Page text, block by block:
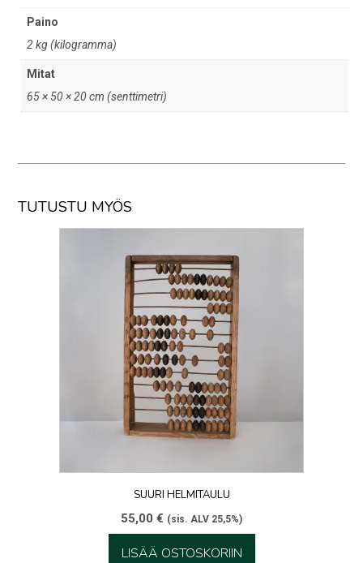
Paino
2 kg (kilogramma)
Mitat
65 × 50 × 20 cm (senttimetri)
TUTUSTU MYÖS
SUURI HELMITAULU
55,00 € (sis. ALV 25,5%)
LISÄÄ OSTOSKORIIN